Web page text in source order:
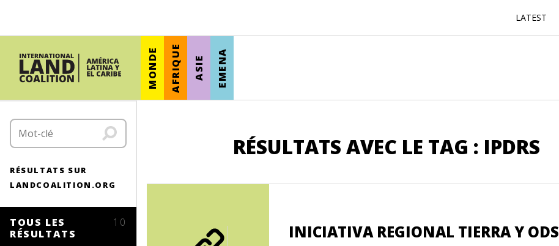
LATEST
MONDE AFRIQUE ASIE EMENA
RÉSULTATS SUR
LANDCOALITION.ORG
TOUS LES
RÉSULTATS
10
RÉSULTATS AVEC LE TAG : IPDRS
INICIATIVA REGIONAL TIERRA Y ODS